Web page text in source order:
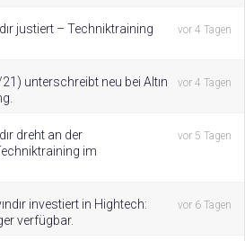
justiert – Techniktraining
vor 4 Tagen
unterschreibt neu bei Altın
vor 4 Tagen
dreht an der
im
vor 5 Tagen
investiert in Hightech:
verfügbar.
vor 6 Tagen